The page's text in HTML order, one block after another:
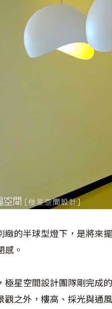
的半球型燈下，是將來
感。
極星空間設計團隊剛完成
觀之外，樓高、採光與通